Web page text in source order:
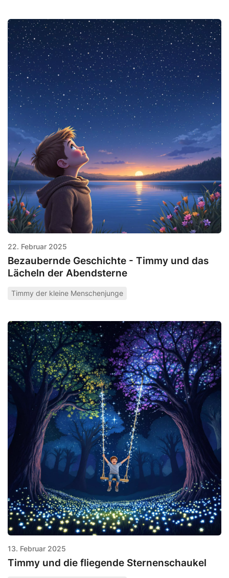
22. Februar 2025
Bezaubernde Geschichte - Timmy und das
Lächeln der Abendsterne
Timmy der kleine Menschenjunge
13. Februar 2025
Timmy und die fliegende Sternenschaukel